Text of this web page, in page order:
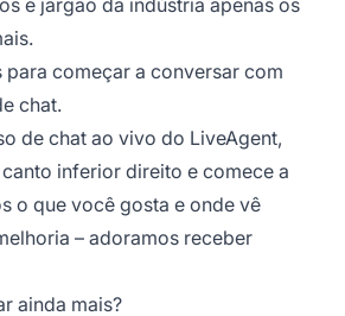
para começar a conversar com
chat.
de chat ao vivo do LiveAgent,
inferior direito e comece a
o que você gosta e onde vê
– adoramos receber
ainda mais?